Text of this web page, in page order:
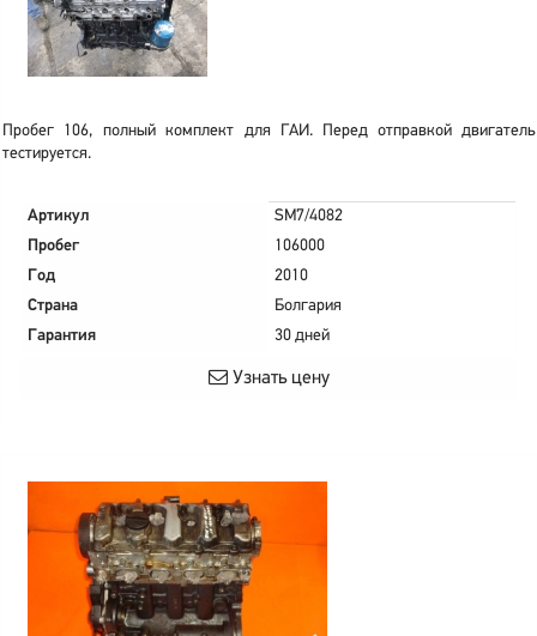
Пробег 106, полный комплект для ГАИ. Перед отправкой двигатель
тестируется.
Артикул
SM7/4082
Пробег
106000
Год
2010
Страна
Болгария
Гарантия
30 дней
Узнать цену